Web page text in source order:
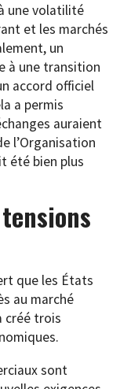
une volatilité
et les marchés
un
à une transition
accord officiel
a permis
auraient
l’Organisation
été bien plus
que les États
au marché
créé trois
sont